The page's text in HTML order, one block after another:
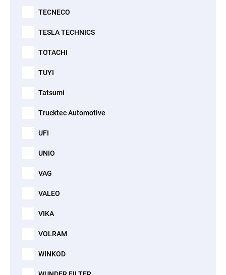
TECNECO
TESLA TECHNICS
TOTACHI
TUYI
Tatsumi
Trucktec Automotive
UFI
UNIO
VAG
VALEO
VIKA
VOLRAM
WINKOD